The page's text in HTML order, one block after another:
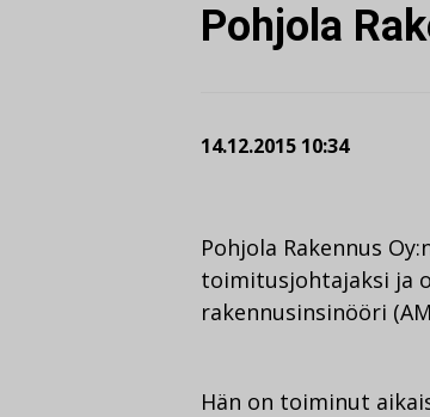
Pohjola
14.12.2015 10:34
Pohjola Rakennus
toimitusjohtajaksi ja
rakennusinsinööri
Hän on toiminut